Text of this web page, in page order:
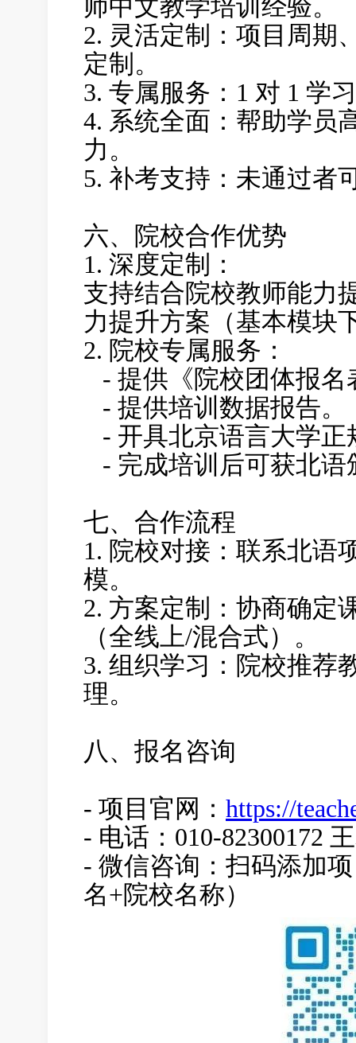
师中文教学培训经验。
2. 灵活定制： 项目周期
定制。
3. 专属服务： 1 对 1 学
4. 系统全面： 帮助学员
力。
5. 补考支持： 未通过者
六、院校合作优势
1. 深度定制：
支持结合院校教师能力
力提升方案（基本模块
2. 院校专属服务：
- 提供《院校团体报名
- 提供培训数据报告。
- 开具北京语言大学正
- 完成培训后可获北语
七、合作流程
1. 院校对接： 联系北语
模。
2. 方案定制： 协商确定
（全线上/混合式）。
3. 组织学习： 院校推荐
理。
八、报名咨询
- 项目官网： https://
- 电话： 010-82300172
- 微信咨询： 扫码添加
名+院校名称）